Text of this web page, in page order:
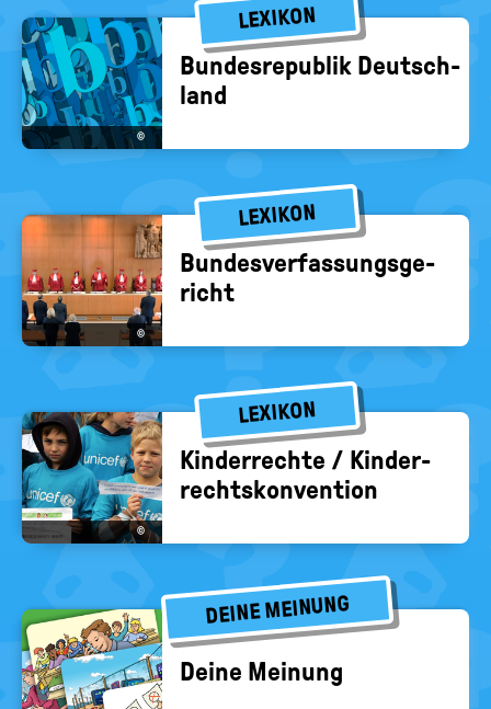
LEXIKON
©
Bun­des­re­pu­blik Deutsch­
land
LEXIKON
©
Bun­des­ver­fas­sungs­ge­
richt
LEXIKON
©
Kin­der­rech­te / Kin­der­
rechts­kon­ven­ti­on
DEINE MEINUNG
Deine Mei­nung